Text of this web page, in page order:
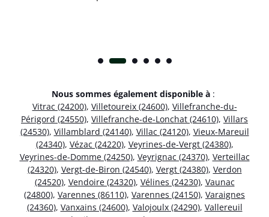
Nous sommes également disponible à :
Vitrac (24200), Villetoureix (24600), Villefranche-du-
Périgord (24550), Villefranche-de-Lonchat (24610), Villars
(24530), Villamblard (24140), Villac (24120), Vieux-Mareuil
(24340), Vézac (24220), Veyrines-de-Vergt (24380),
Veyrines-de-Domme (24250), Veyrignac (24370), Verteillac
(24320), Vergt-de-Biron (24540), Vergt (24380), Verdon
(24520), Vendoire (24320), Vélines (24230), Vaunac
(24800), Varennes (86110), Varennes (24150), Varaignes
(24360), Vanxains (24600), Valojoulx (24290), Vallereuil